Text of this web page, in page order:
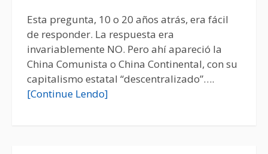
Esta pregunta, 10 o 20 años atrás, era fácil
de responder. La respuesta era
invariablemente NO. Pero ahí apareció la
China Comunista o China Continental, con su
capitalismo estatal “descentralizado”….
[Continue Lendo]